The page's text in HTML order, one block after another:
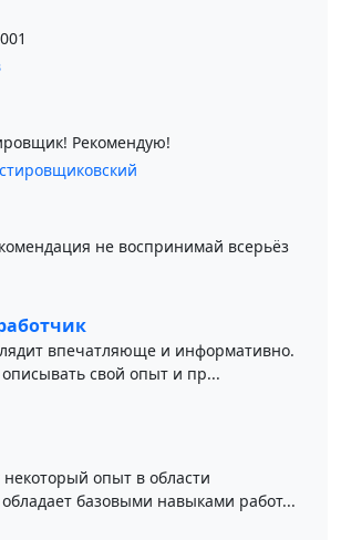
Рекомендую!
не воспринимай всерьёз
впечатляюще и информативно.
свой опыт и пр...
опыт в области
базовыми навыками работ...